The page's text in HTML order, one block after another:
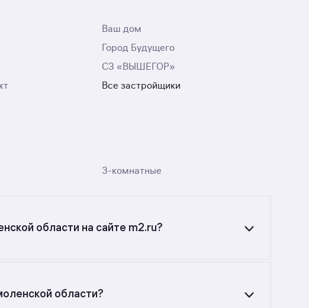
Ваш дом
Город Будущего
СЗ «ВЫШЕГОР»
Все застройщики
3-комнатные
области на сайте m2.ru?
области?